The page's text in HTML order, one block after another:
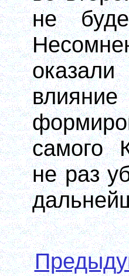
не
самого
не раз